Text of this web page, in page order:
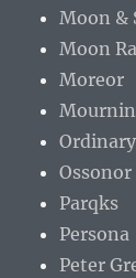
Moon &
Moon
Moreor
Ossonor
Parqks
Persona
Peter